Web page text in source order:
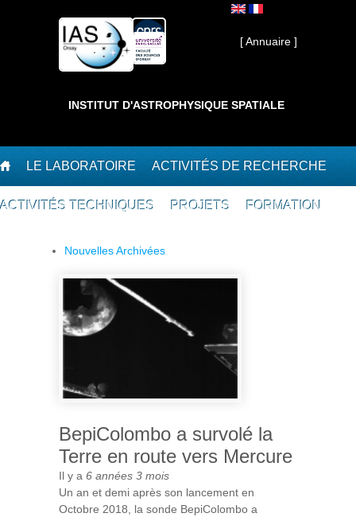
Interne ]
[ Annuaire ]
INSTITUT D'ASTROPHYSIQUE SPATIALE
LE LABORATOIRE ACTIVITÉS DE RECHERCHE
ACTIVITÉS TECHNIQUES PROJETS FORMATION
Nouvelles Archivées
BepiColombo a survolé la
Terre en route vers Mercure
Il y a 6 années 3 mois
Un an et demi après son lancement en
Octobre 2018, la sonde BepiColombo a